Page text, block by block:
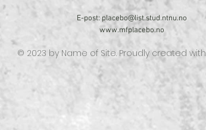
E-post: placebo@list.stud.ntnu.no
www.mfplacebo.no
© 2023 by Name of Site. Proudly created with